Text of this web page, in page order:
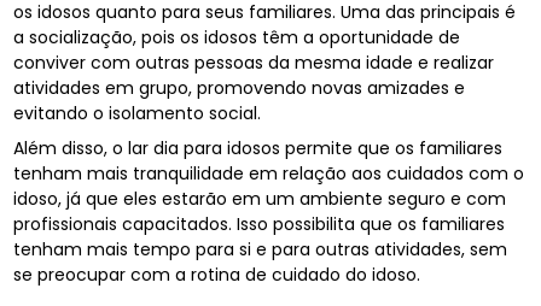
os idosos quanto para seus familiares. Uma das principais é
a socialização, pois os idosos têm a oportunidade de
conviver com outras pessoas da mesma idade e realizar
atividades em grupo, promovendo novas amizades e
evitando o isolamento social.
Além disso, o lar dia para idosos permite que os familiares
tenham mais tranquilidade em relação aos cuidados com o
idoso, já que eles estarão em um ambiente seguro e com
profissionais capacitados. Isso possibilita que os familiares
tenham mais tempo para si e para outras atividades, sem
se preocupar com a rotina de cuidado do idoso.